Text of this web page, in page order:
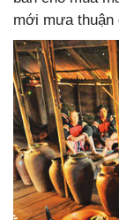
mới mưa thuận